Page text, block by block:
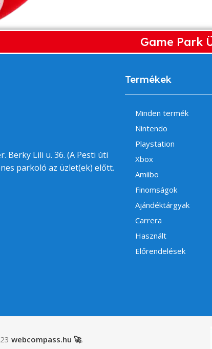
Game Park
Berky Lili u. 36. (A Pesti úti
parkoló az üzlet(ek) előtt.
Termékek
Minden termék
Nintendo
Playstation
Xbox
Amiibo
Finomságok
Ajándéktárgyak
Carrera
Használt
Előrendelések
webcompass.hu 🚀.